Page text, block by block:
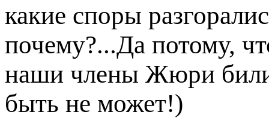
какие споры
почему?...Да потому,
наши члены Жюри
быть не может!)